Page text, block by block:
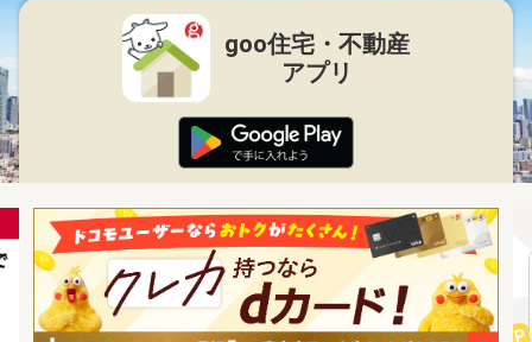
goo住宅・不動産
アプリ